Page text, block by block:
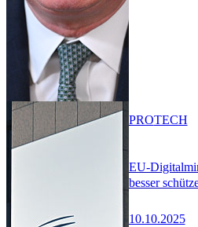
EU-
besser
10.10.2025
PROTECH